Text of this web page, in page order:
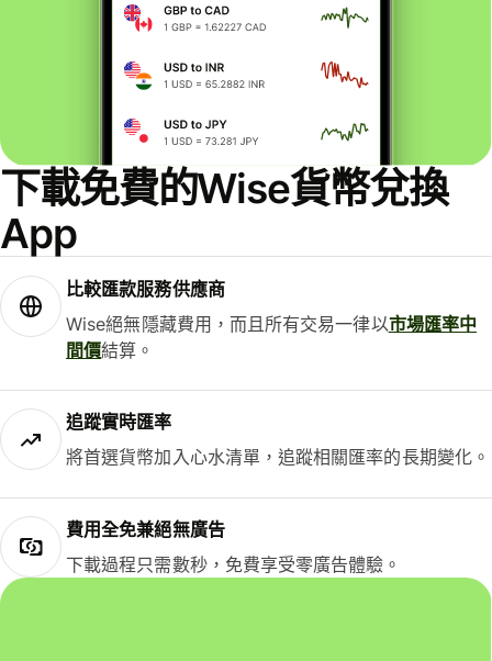
下載免費的Wise貨幣兌換
App
比較匯款服務供應商
Wise絕無隱藏費用，而且所有交易一律以市場匯率中
間價結算。
追蹤實時匯率
將首選貨幣加入心水清單，追蹤相關匯率的長期變化。
費用全免兼絕無廣告
下載過程只需數秒，免費享受零廣告體驗。